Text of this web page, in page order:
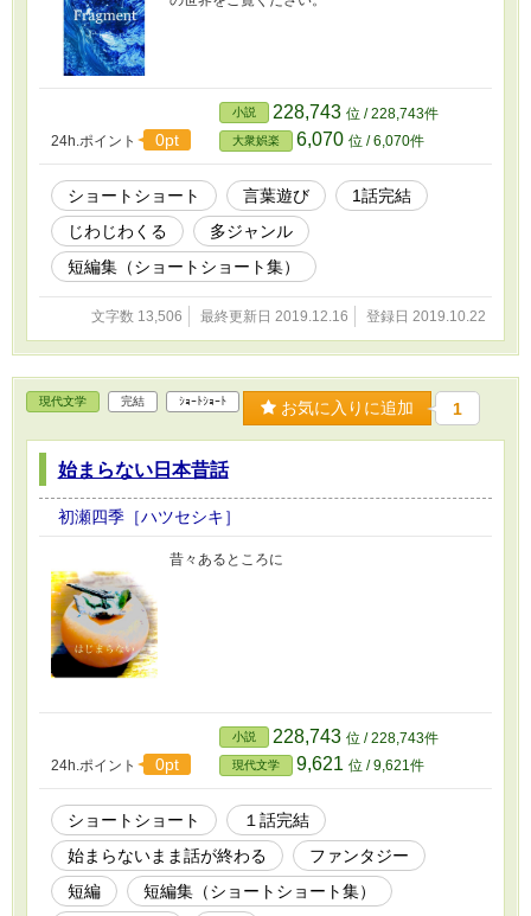
24h.ポイント 0pt
小説 228,743 位 / 228,743件
大衆娯楽 6,070 位 / 6,070件
ショートショート 言葉遊び
1話完結
じわじわくる
多ジャンル
短編集（ショートショート集）
文字数 13,506 最終更新日 2019.12.16 登録日 2019.10.22
現代文学 完結 ｼｮｰﾄｼｮｰﾄ お気に入りに追加 1
始まらない日本昔話
初瀬四季［ハツセシキ］
昔々あるところに
24h.ポイント 0pt
小説 228,743 位 / 228,743件
現代文学 9,621 位 / 9,621件
ショートショート
１話完結
始まらないまま話が終わる
ファンタジー
短編
短編集（ショートショート集）